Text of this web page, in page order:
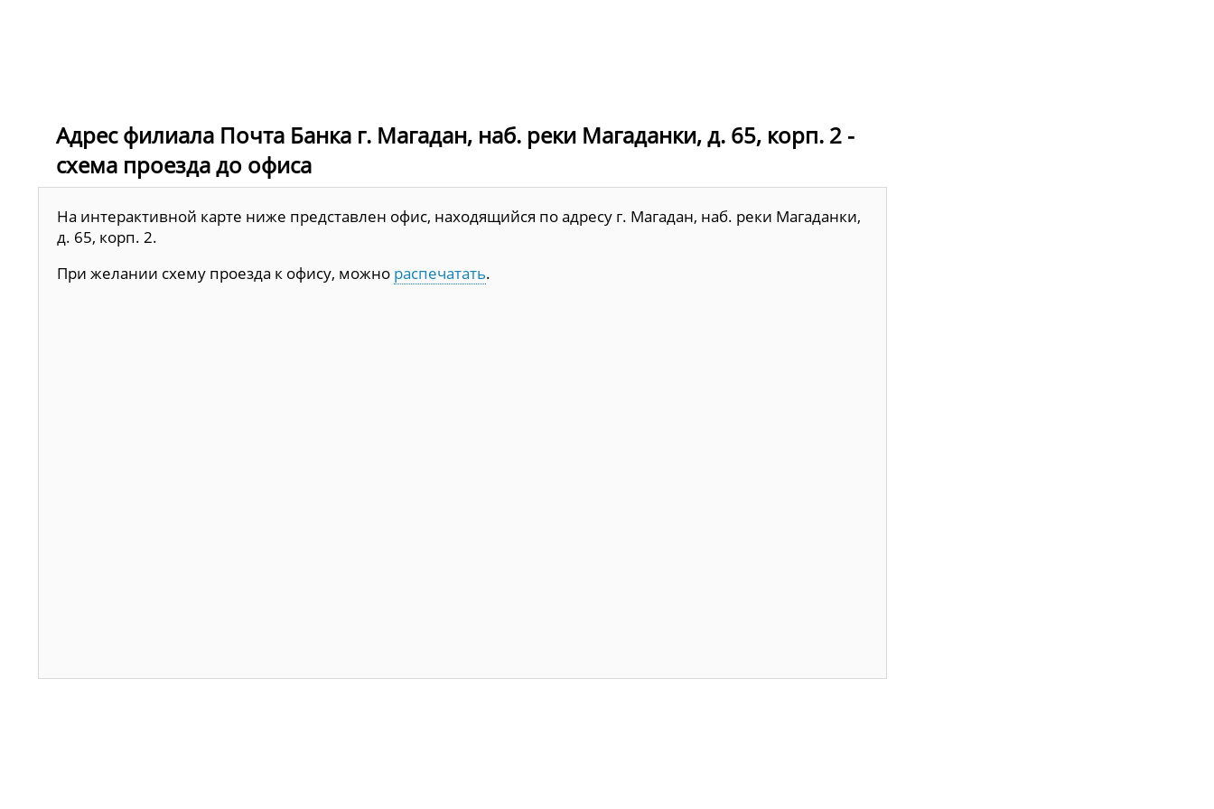
Адрес филиала Почта Банка г. Магадан, наб. реки Магаданки, д. 65, корп. 2 -
схема проезда до офиса
На интерактивной карте ниже представлен офис, находящийся по адресу г. Магадан, наб. реки Магаданки,
д. 65, корп. 2.
При желании схему проезда к офису, можно распечатать.